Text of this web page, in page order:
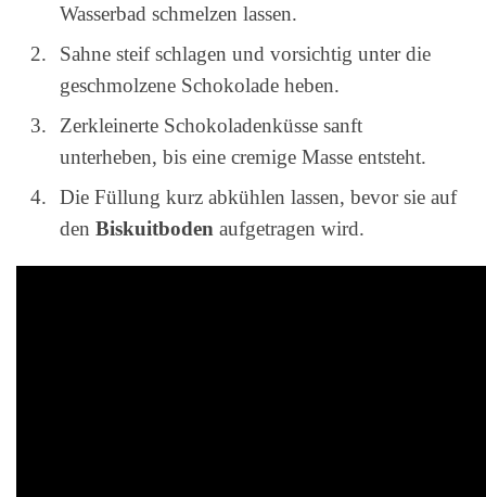
Wasserbad schmelzen lassen.
Sahne steif schlagen und vorsichtig unter die
geschmolzene Schokolade heben.
Zerkleinerte Schokoladenküsse sanft
unterheben, bis eine cremige Masse entsteht.
Die Füllung kurz abkühlen lassen, bevor sie auf
den Biskuitboden aufgetragen wird.